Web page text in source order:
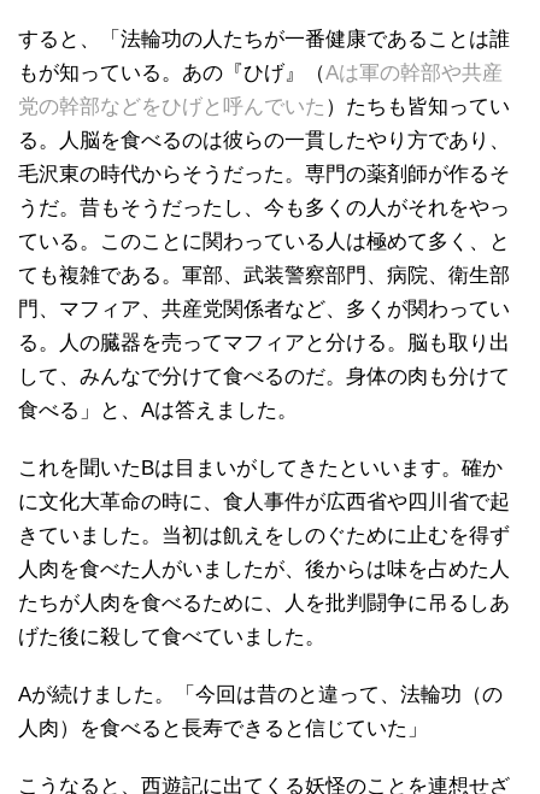
すると、「法輪功の人たちが一番健康であることは誰
もが知っている。あの『ひげ』（Aは軍の幹部や共産
党の幹部などをひげと呼んでいた ）たちも皆知ってい
る。人脳を食べるのは彼らの一貫したやり方であり、
毛沢東の時代からそうだった。専門の薬剤師が作るそ
うだ。昔もそうだったし、今も多くの人がそれをやっ
ている。このことに関わっている人は極めて多く、と
ても複雑である。軍部、武装警察部門、病院、衛生部
門、マフィア、共産党関係者など、多くが関わってい
る。人の臓器を売ってマフィアと分ける。脳も取り出
して、みんなで分けて食べるのだ。身体の肉も分けて
食べる」と、Aは答えました。
これを聞いたBは目まいがしてきたといいます。確か
に文化大革命の時に、食人事件が広西省や四川省で起
きていました。当初は飢えをしのぐために止むを得ず
人肉を食べた人がいましたが、後からは味を占めた人
たちが人肉を食べるために、人を批判闘争に吊るしあ
げた後に殺して食べていました。
Aが続けました。「今回は昔のと違って、法輪功（の
人肉）を食べると長寿できると信じていた」
こうなると、西遊記に出てくる妖怪のことを連想せざ